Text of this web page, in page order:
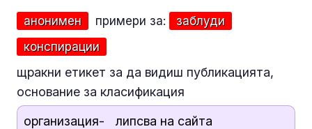
анонимен примери за:
заблуди
конспирации
щракни етикет за да видиш публикацията,
основание за класификация
организация-
липсва на сайта